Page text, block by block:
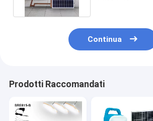
Continua
Prodotti Raccomandati